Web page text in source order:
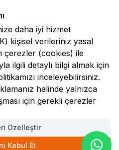
daha iyi hizmet
kişisel verileriniz yasal
çerezler (cookies) ile
ilgili detaylı bilgi almak için
inceleyebilirsiniz.
halinde yalnızca
için gerekli çerezler
Özelleştir
Kabul Et